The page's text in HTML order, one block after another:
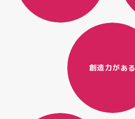
創造力がある